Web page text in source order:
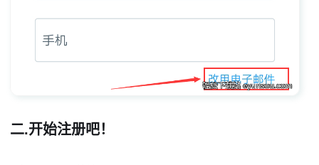
二.开始注册吧！